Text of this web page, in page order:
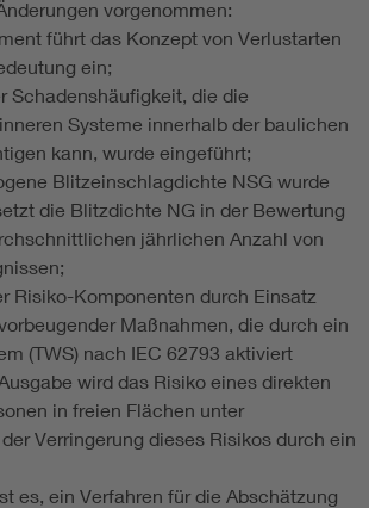
vorgenommen:
führt das Konzept von Verlustarten
ein;
Schadenshäufigkeit, die die
Systeme innerhalb der baulichen
kann, wurde eingeführt;
Blitzeinschlagdichte NSG wurde
die Blitzdichte NG in der Bewertung
jährlichen Anzahl von
Risiko-Komponenten durch Einsatz
Maßnahmen, die durch ein
(TWS) nach IEC 62793 aktiviert
wird das Risiko eines direkten
in freien Flächen unter
Verringerung dieses Risikos durch ein
es, ein Verfahren für die Abschätzung